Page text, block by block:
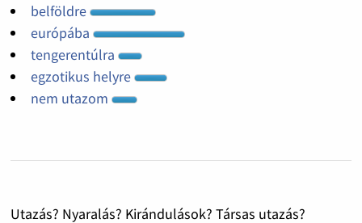
belföldre
európába
tengerentúlra
egzotikus helyre
nem utazom
Utazás? Nyaralás? Kirándulások? Társas utazás?